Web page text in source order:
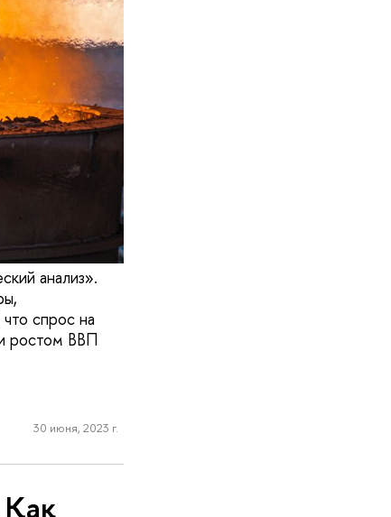
анализ».
спрос на
ростом ВВП
30 июня, 2023 г.